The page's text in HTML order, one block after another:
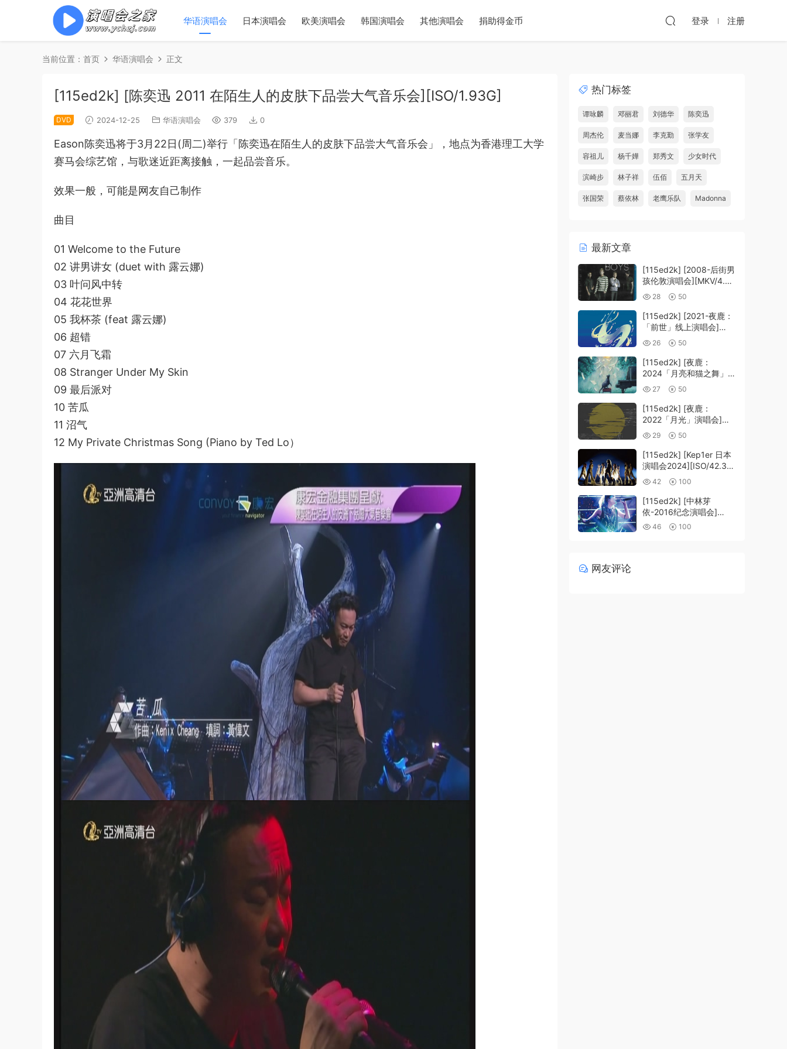
华语演唱会 日本演唱会 欧美演唱会 韩国演唱会 其他演唱会 捐助得金币 登录 注册
当前位置： 首页 华语演唱会 正文
[115ed2k] [陈奕迅 2011 在陌生人的皮肤下品尝大气音乐会][ISO/1.93G]
DVD 2024-12-25 华语演唱会 379 0
Eason陈奕迅将于3月22日(周二)举行「陈奕迅在陌生人的皮肤下品尝大气音乐会」，地点为香港理工大学
赛马会综艺馆，与歌迷近距离接触，一起品尝音乐。
效果一般，可能是网友自己制作
曲目
01 Welcome to the Future
02 讲男讲女 (duet with 露云娜)
03 叶问风中转
04 花花世界
05 我杯茶 (feat 露云娜)
06 超错
07 六月飞霜
08 Stranger Under My Skin
09 最后派对
10 苦瓜
11 沼气
12 My Private Christmas Song (Piano by Ted Lo）
热门标签
谭咏麟 邓丽君 刘德华 陈奕迅
周杰伦 麦当娜 李克勤 张学友
容祖儿 杨千嬅 郑秀文 少女时代
滨崎步 林子祥 伍佰 五月天
张国荣 蔡依林 老鹰乐队 Madonna
最新文章
[115ed2k] [2008-后街男
孩伦敦演唱会][MKV/4.39
GiB][1080P]
28 50
[115ed2k] [2021-夜鹿：
「前世」线上演唱会]
[MKV/12.83 GiB]
[1080p.BluRay.FLAC2.0
.x264]
26 50
[115ed2k] [夜鹿：
2024「月亮和猫之舞」演
唱会][MKV/22.20 GiB]
[1080p.BluRay.FLAC2.0
.x264]
27 50
[115ed2k] [夜鹿：
2022「月光」演唱会]
[MKV/14.65 GiB]
[1080p.BluRay.FLAC2.0
.x264]
29 50
[115ed2k] [Kep1er 日本
演唱会2024][ISO/42.36
GiB]42 100
[115ed2k] [中林芽
依-2016纪念演唱会]
[ISO/39.58 GiB]
46 100
网友评论